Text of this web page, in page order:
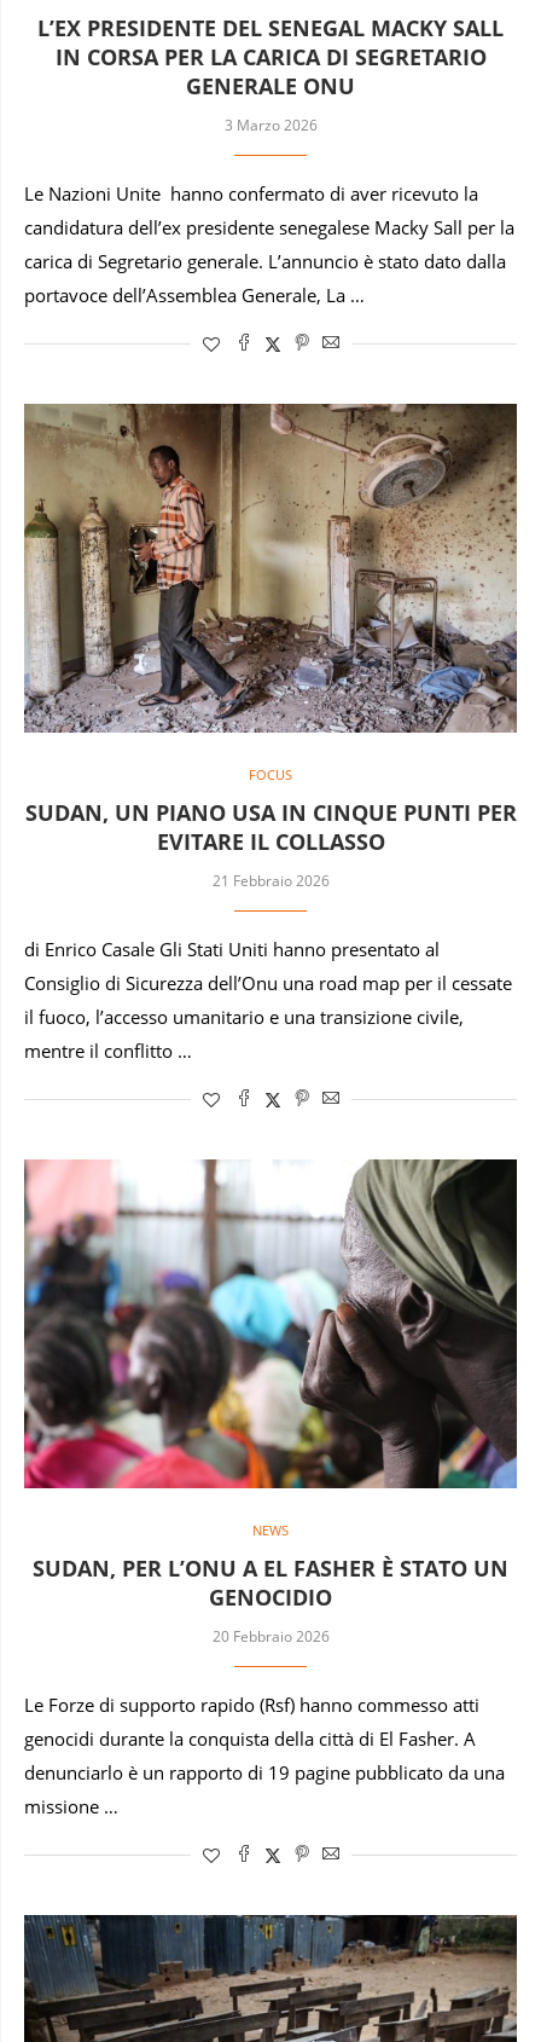
L’EX PRESIDENTE DEL SENEGAL MACKY SALL
IN CORSA PER LA CARICA DI SEGRETARIO
GENERALE ONU
3 Marzo 2026
Le Nazioni Unite hanno confermato di aver ricevuto la
candidatura dell’ex presidente senegalese Macky Sall per la
carica di Segretario generale. L’annuncio è stato dato dalla
portavoce dell’Assemblea Generale, La …
FOCUS
SUDAN, UN PIANO USA IN CINQUE PUNTI PER
EVITARE IL COLLASSO
21 Febbraio 2026
di Enrico Casale Gli Stati Uniti hanno presentato al
Consiglio di Sicurezza dell’Onu una road map per il cessate
il fuoco, l’accesso umanitario e una transizione civile,
mentre il conflitto …
NEWS
SUDAN, PER L’ONU A EL FASHER È STATO UN
GENOCIDIO
20 Febbraio 2026
Le Forze di supporto rapido (Rsf) hanno commesso atti
genocidi durante la conquista della città di El Fasher. A
denunciarlo è un rapporto di 19 pagine pubblicato da una
missione …